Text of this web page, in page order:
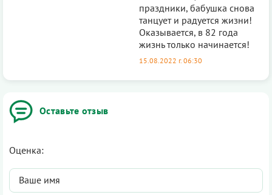
Оставьте отзыв
Оценка:
праздники, бабушка снова
танцует и радуется жизни!
Оказывается, в 82 года
жизнь только начинается!
15.08.2022 г. 06:30